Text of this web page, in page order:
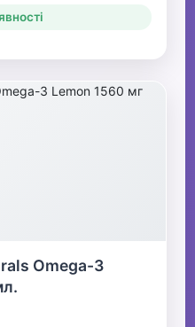
Omega-3